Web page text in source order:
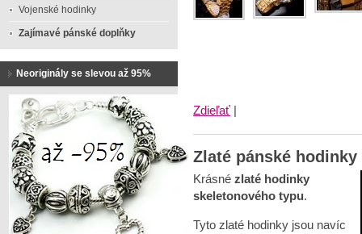
Zdieľať |
Zlaté pánské hodinky
Krásné zlaté hodinky
skeletonového typu.
Tyto zlaté hodinky jsou navíc
Vojenské hodinky
Zajímavé pánské doplňky
Neoriginály se slevou až 95%